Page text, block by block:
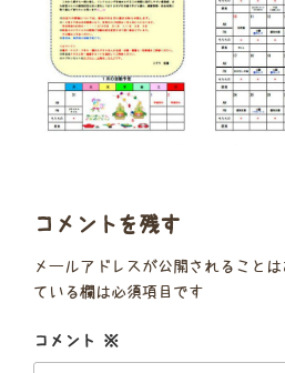
コメントを残す
メールアドレスが公開されることは
ている欄は必須項目です
コメント ※